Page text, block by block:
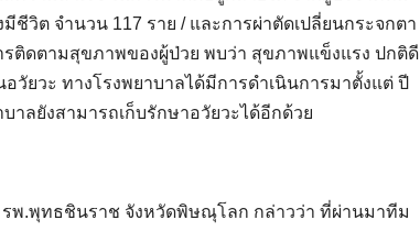
ชีวิต จำนวน 117 ราย / และการผ่าตัดเปลี่ยนกระจกตา
รติดตามสุขภาพของผู้ป่วย พบว่า สุขภาพแข็งแรง ปกติดี
วัยวะ ทางโรงพยาบาลได้มีการดำเนินการมาตั้งแต่ ปี
าลยังสามารถเก็บรักษาอวัยวะได้อีกด้วย
.พุทธชินราช จังหวัดพิษณุโลก กล่าวว่า ที่ผ่านมาทีม